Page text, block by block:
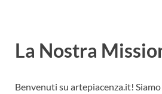
La Nostra
Benvenuti su artepiacenza.it!